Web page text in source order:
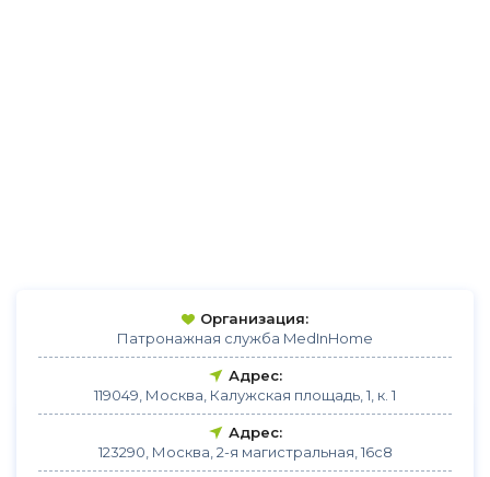
Организация:
Патронажная служба MedInHome
Адрес:
119049, Москва, Калужская площадь, 1, к. 1
Адрес:
123290, Москва, 2-я магистральная, 16с8